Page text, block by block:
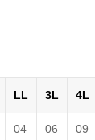
LL 3L 4L
04 06 09